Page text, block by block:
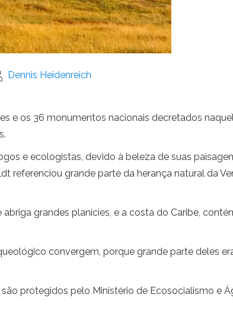
Dennis Heidenreich
e os 36 monumentos nacionais decretados
e ecologistas, devido à beleza de suas
referenciou grande parte da herança natural da
grandes planícies, e a costa do Caribe,
convergem, porque grande parte deles
protegidos pelo Ministério de Ecosocialismo e